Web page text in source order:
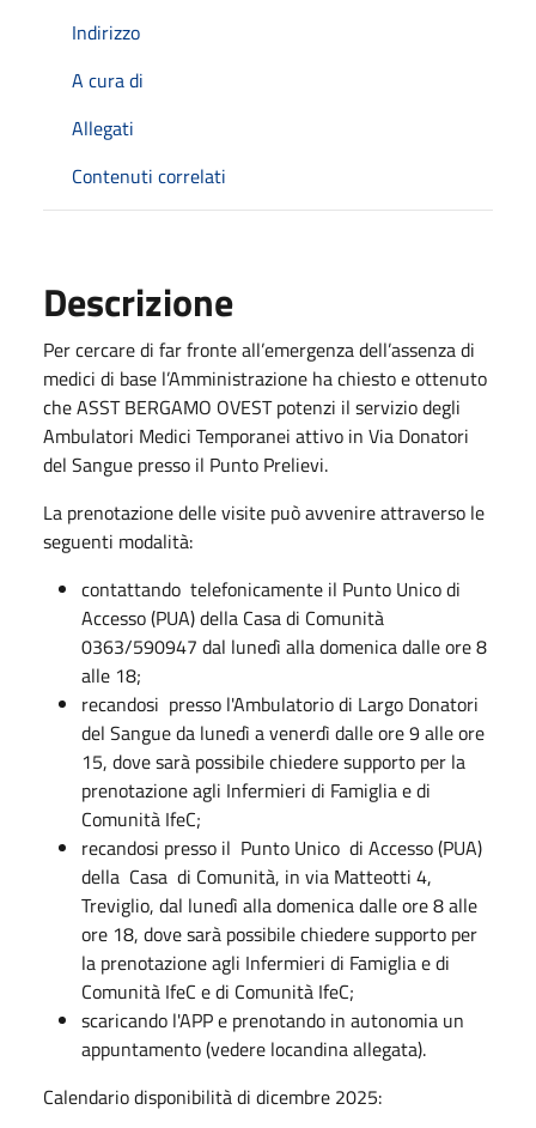
Indirizzo
A cura di
Allegati
Contenuti correlati
Descrizione
Per cercare di far fronte all’emergenza dell’assenza di
medici di base l’Amministrazione ha chiesto e ottenuto
che ASST BERGAMO OVEST potenzi il servizio degli
Ambulatori Medici Temporanei attivo in Via Donatori
del Sangue presso il Punto Prelievi.
La prenotazione delle visite può avvenire attraverso le
seguenti modalità:
contattando telefonicamente il Punto Unico di
Accesso (PUA) della Casa di Comunità
0363/590947 dal lunedì alla domenica dalle ore 8
alle 18;
recandosi presso l'Ambulatorio di Largo Donatori
del Sangue da lunedì a venerdì dalle ore 9 alle ore
15, dove sarà possibile chiedere supporto per la
prenotazione agli Infermieri di Famiglia e di
Comunità IfeC;
recandosi presso il Punto Unico di Accesso (PUA)
della Casa di Comunità, in via Matteotti 4,
Treviglio, dal lunedì alla domenica dalle ore 8 alle
ore 18, dove sarà possibile chiedere supporto per
la prenotazione agli Infermieri di Famiglia e di
Comunità IfeC e di Comunità IfeC;
scaricando l'APP e prenotando in autonomia un
appuntamento (vedere locandina allegata).
Calendario disponibilità di dicembre 2025: